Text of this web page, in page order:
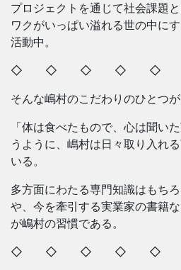
プロジェクトを通じて社会課題
ワクがいっぱい溢れる世の中に
活動中。
◇ ◇ ◇ ◇ ◇
そんな嶋村のこだわりのひとつが
「体は食べたもので、心は聞い
うように、嶋村は日々取り入れ
いる。
多方面にわたる専門知識はもち
や、今を牽引する実業家の書籍
が嶋村の習慣である。
◇ ◇ ◇ ◇ ◇